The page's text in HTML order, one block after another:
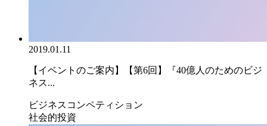
2019.01.11
【イベントのご案内】【第6回】『40億人のためのビジ
ネス...
ビジネスコンペティション
社会的投資